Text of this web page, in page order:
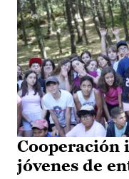
Cooperación
jóvenes de